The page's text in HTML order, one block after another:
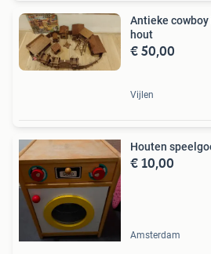
Antieke
hout
€ 50,00
Vijlen
Houten
€ 10,00
Amsterdam